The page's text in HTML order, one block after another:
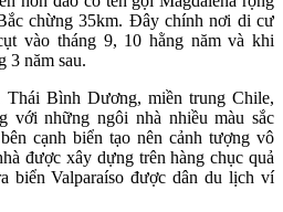
chừng 35km. Đây chính nơi di cư
vào tháng 9, 10 hằng năm và khi
3 năm sau.
Thái Bình Dương, miền trung Chile,
với những ngôi nhà nhiều màu sắc
cạnh biển tạo nên cảnh tượng vô
được xây dựng trên hàng chục quả
biển Valparaíso được dân du lịch ví